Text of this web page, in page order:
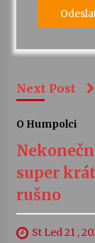
Next Post
O Humpolci
super
rušno
St Led 21 ,